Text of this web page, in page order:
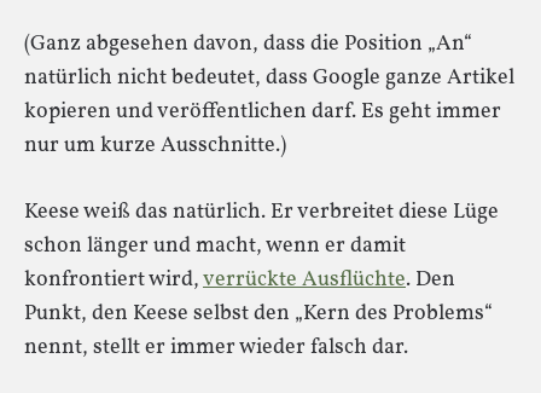
(Ganz abgesehen davon, dass die Position „An“
natürlich nicht bedeutet, dass Google ganze Artikel
kopieren und veröffentlichen darf. Es geht immer
nur um kurze Ausschnitte.)
Keese weiß das natürlich. Er verbreitet diese Lüge
schon länger und macht, wenn er damit
konfrontiert wird,verrückte Ausflüchte. Den
Punkt, den Keese selbst den „Kern des Problems“
nennt, stellt er immer wieder falsch dar.